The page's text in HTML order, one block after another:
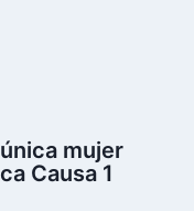
mujer
Causa 1